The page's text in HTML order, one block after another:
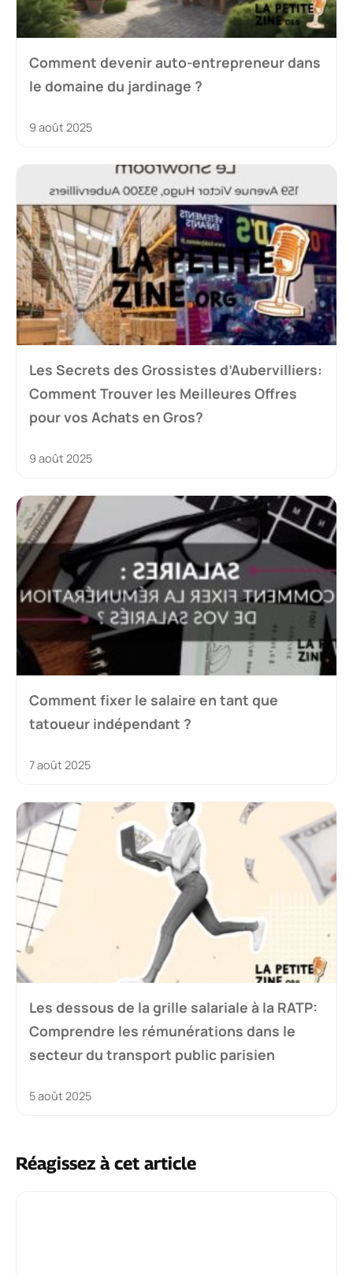
Comment devenir auto-entrepreneur dans
le domaine du jardinage ?
9 août 2025
Les Secrets des Grossistes d’Aubervilliers:
Comment Trouver les Meilleures Offres
pour vos Achats en Gros?
9 août 2025
Comment fixer le salaire en tant que
tatoueur indépendant ?
7 août 2025
Les dessous de la grille salariale à la RATP:
Comprendre les rémunérations dans le
secteur du transport public parisien
5 août 2025
Réagissez à cet article